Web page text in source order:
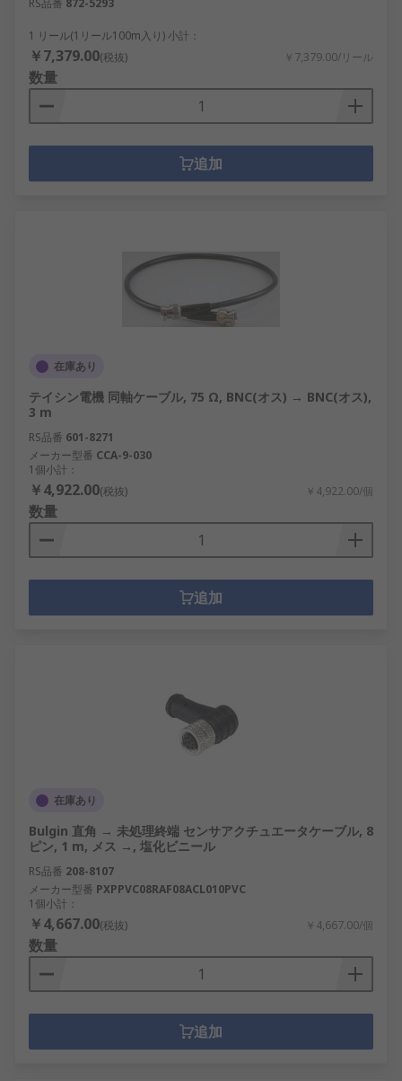
RS品番 872-5293
1 リール(1リール100m入り) 小計：
￥7,379.00(税抜) ￥7,379.00/リール
数量
追加
在庫あり
テイシン電機 同軸ケーブル, 75 Ω, BNC(オス) → BNC(オス),
3 m
RS品番 601-8271
メーカー型番 CCA-9-030
1個小計：
￥4,922.00(税抜) ￥4,922.00/個
数量
追加
在庫あり
Bulgin 直角 → 未処理終端 センサアクチュエータケーブル, 8
ピン, 1 m, メス →, 塩化ビニール
RS品番 208-8107
メーカー型番 PXPPVC08RAF08ACL010PVC
1個小計：
￥4,667.00(税抜) ￥4,667.00/個
数量
追加